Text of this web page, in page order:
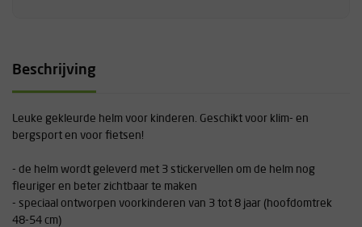
Beschrijving
Leuke gekleurde helm voor kinderen. Geschikt voor klim- en
bergsport en voor fietsen!
- de helm wordt geleverd met 3 stickervellen om de helm nog
fleuriger en beter zichtbaar te maken
- speciaal ontworpen voorkinderen van 3 tot 8 jaar (hoofdomtrek
48-54 cm)